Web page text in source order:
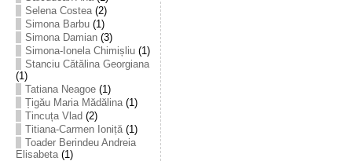
Selena Costea(2)
Simona Barbu(1)
Simona Damian(3)
Simona-Ionela Chimișliu(1)
Stanciu Cătălina Georgiana
(1)
Tatiana Neagoe(1)
Țigău Maria Mădălina(1)
Tincuța Vlad (2)
Titiana-Carmen Ioniță(1)
Toader Berindeu Andreia
Elisabeta(1)